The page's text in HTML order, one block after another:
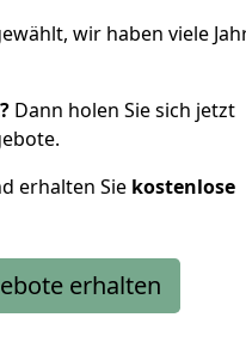
wir haben viele
Dann holen Sie sich jetzt
erhalten Sie kostenlose
erhalten